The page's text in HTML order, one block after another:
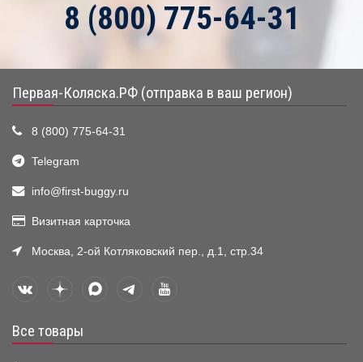
8 (800) 775-64-31
Первая-Коляска.РФ (отправка в ваш регион)
8 (800) 775-64-31
Telegram
info@first-buggy.ru
Визитная карточка
Москва, 2-ой Котляковский пер., д.1, стр.34
Все товары